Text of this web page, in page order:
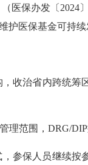
医保办发〔
护医保基金可持续
收治省内跨统
理范围，DRG/
参保人员继续